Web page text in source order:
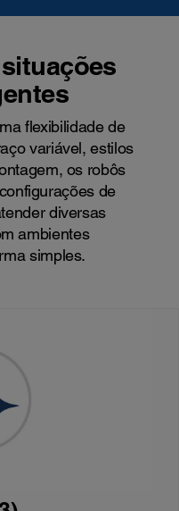
flexibilidade de
variável, estilos
os robôs
de
diversas
ambientes
simples.